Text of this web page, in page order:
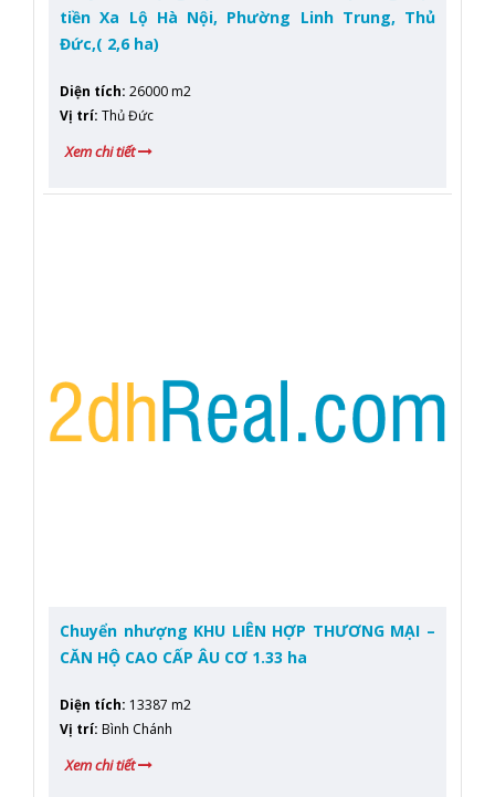
tiền Xa Lộ Hà Nội, Phường Linh Trung, Thủ
Đức,( 2,6 ha)
Diện tích: 26000 m2
Vị trí: Thủ Đức
Xem chi tiết
Chuyển nhượng KHU LIÊN HỢP THƯƠNG MẠI –
CĂN HỘ CAO CẤP ÂU CƠ 1.33 ha
Diện tích: 13387 m2
Vị trí: Bình Chánh
Xem chi tiết